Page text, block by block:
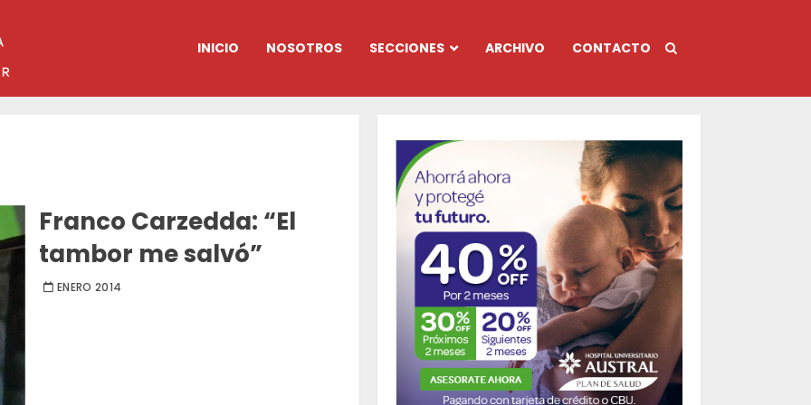
INICIO NOSOTROS SECCIONES ARCHIVO CONTACTO
Franco Carzedda: “El
tambor me salvó”
ENERO 2014